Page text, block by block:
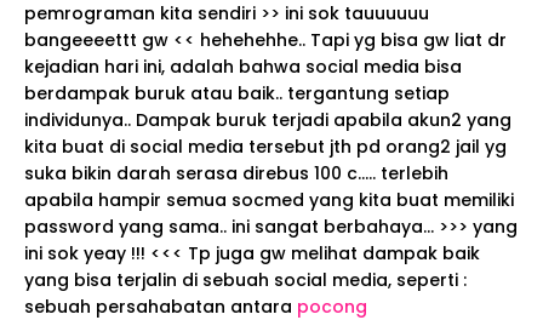
pemrograman kita sendiri >> ini sok tauuuuuu
bangeeeettt gw << hehehehhe.. Tapi yg bisa gw liat dr
kejadian hari ini, adalah bahwa social media bisa
berdampak buruk atau baik.. tergantung setiap
individunya.. Dampak buruk terjadi apabila akun2 yang
kita buat di social media tersebut jth pd orang2 jail yg
suka bikin darah serasa direbus 100 c..... terlebih
apabila hampir semua socmed yang kita buat memiliki
password yang sama.. ini sangat berbahaya... >>> yang
ini sok yeay !!! <<< Tp juga gw melihat dampak baik
yang bisa terjalin di sebuah social media, seperti :
sebuah persahabatan antara pocong